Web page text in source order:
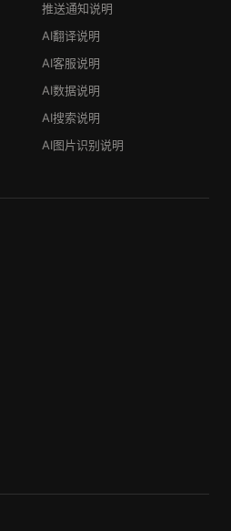
推送通知说明
AI翻译说明
AI客服说明
AI数据说明
AI搜索说明
AI图片识别说明